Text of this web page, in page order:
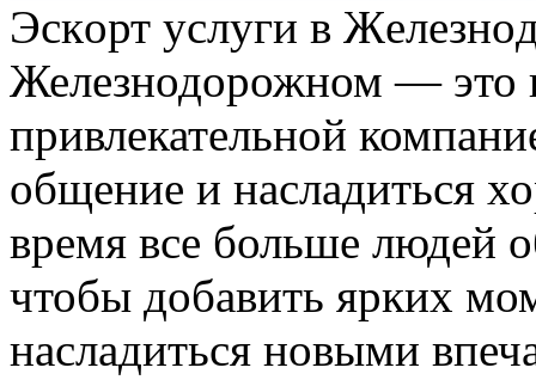
Эскoрт услуги в
Железнодорожном — это
привлекательной
общение и насладиться
время все больше людей
чтобы добавить ярких
насладиться новыми